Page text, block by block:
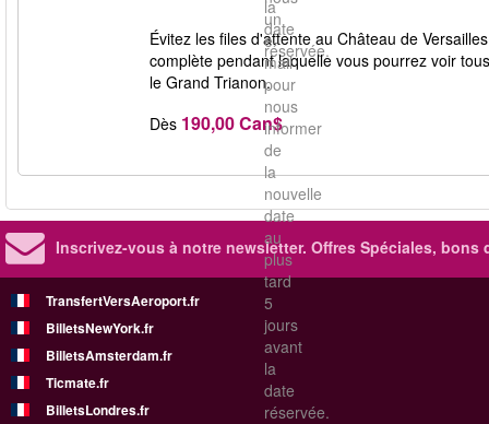
la
date
réservée.
un
e-
mail
pour
nous
informer
de
la
nouvelle
date
au
plus
tard
5
jours
avant
la
date
réservée.
Évitez les files d'attente au Château de
complète pendant laquelle vous pourrez voir
le Grand Trianon.
Dès 190,00 Can$
Inscrivez-vous à notre newsletter. Offres Spéciales, bons
TransfertVersAeroport.fr
BilletsNewYork.fr
BilletsAmsterdam.fr
Ticmate.fr
BilletsLondres.fr